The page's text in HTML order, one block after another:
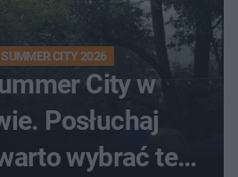
SUMMER CITY 2026
City w
Posłuchaj
wybrać ten